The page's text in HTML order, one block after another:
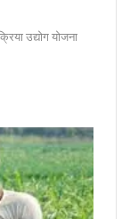
उद्योग योजना